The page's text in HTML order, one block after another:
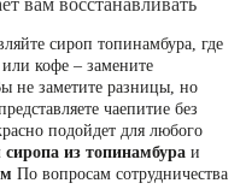
сироп топинамбура, где
кофе – замените
не заметите разницы, но
чаепитие без
подойдет для любого
сиропа из топинамбура и
По вопросам сотрудничества